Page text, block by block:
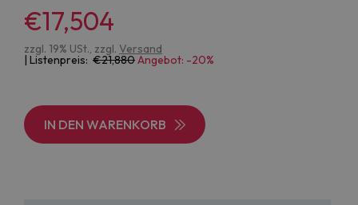
€17,504
zzgl. 19% USt., zzgl. Versand
| Listenpreis: 21,880Angebot: -20%
IN DEN WARENKORB